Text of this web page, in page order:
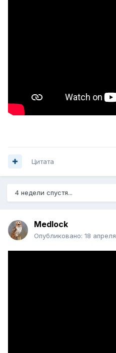
Цитата
4 недели спустя...
Medlock
Опубликовано: 18 апреля